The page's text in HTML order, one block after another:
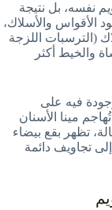
نفسه، بل نتيجة
الأقواس والأسلاك،
(الترسبات اللزجة
والخيط أكثر
فيه على
مينا الأسنان
تظهر بقع بيضاء
تجاويف دائمة